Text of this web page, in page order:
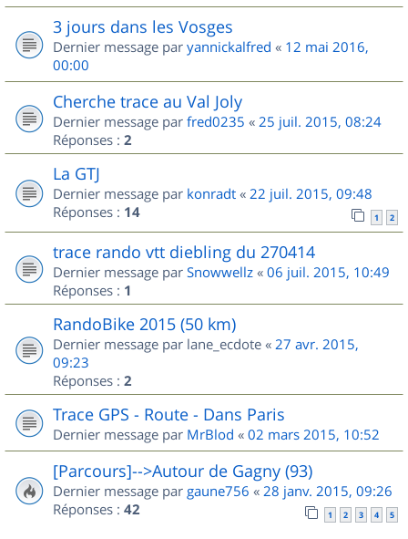
3 jours dans les Vosges
Dernier message par yannickalfred « 12 mai 2016,
00:00
Cherche trace au Val Joly
Dernier message par fred0235 « 25 juil. 2015, 08:24
Réponses : 2
La GTJ
Dernier message par konradt « 22 juil. 2015, 09:48
Réponses : 14 1 2
trace rando vtt diebling du 270414
Dernier message par Snowwellz « 06 juil. 2015, 10:49
Réponses : 1
RandoBike 2015 (50 km)
Dernier message par lane_ecdote « 27 avr. 2015,
09:23
Réponses : 2
Trace GPS - Route - Dans Paris
Dernier message par MrBlod « 02 mars 2015, 10:52
[Parcours]-->Autour de Gagny (93)
Dernier message par gaune756 « 28 janv. 2015, 09:26
Réponses : 42 1 2 3 4 5